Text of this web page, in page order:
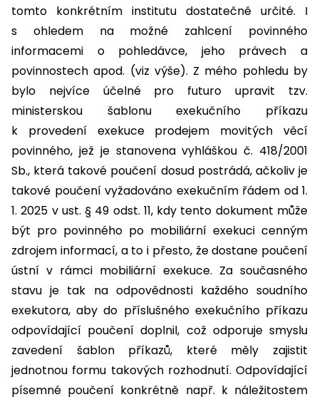
tomto konkrétním institutu dostatečně určité. I
s ohledem na možné zahlcení povinného
informacemi o pohledávce, jeho právech a
povinnostech apod. (viz výše). Z mého pohledu by
bylo nejvíce účelné pro futuro upravit tzv.
ministerskou šablonu exekučního příkazu
k provedení exekuce prodejem movitých věcí
povinného, jež je stanovena vyhláškou č. 418/2001
Sb., která takové poučení dosud postrádá, ačkoliv je
takové poučení vyžadováno exekučním řádem od 1.
1. 2025 v ust. § 49 odst. 11, kdy tento dokument může
být pro povinného po mobiliární exekuci cenným
zdrojem informací, a to i přesto, že dostane poučení
ústní v rámci mobiliární exekuce. Za současného
stavu je tak na odpovědnosti každého soudního
exekutora, aby do příslušného exekučního příkazu
odpovídající poučení doplnil, což odporuje smyslu
zavedení šablon příkazů, které měly zajistit
jednotnou formu takových rozhodnutí. Odpovídající
písemné poučení konkrétně např. k náležitostem